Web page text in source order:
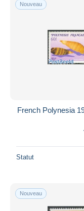
Nouveau
French Polynesia
Statut
Nouveau